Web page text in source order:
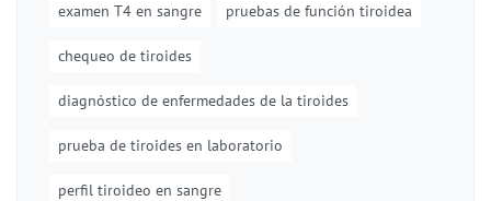
examen T4 en sangre pruebas de función tiroidea
chequeo de tiroides
diagnóstico de enfermedades de la tiroides
prueba de tiroides en laboratorio
perfil tiroideo en sangre